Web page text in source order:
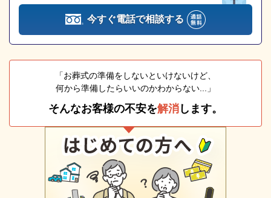
今すぐ電話で相談する
「お葬式の準備をしないといけないけど、
何から準備したらいいのかわからない...」
そんなお客様の不安を解消 します。